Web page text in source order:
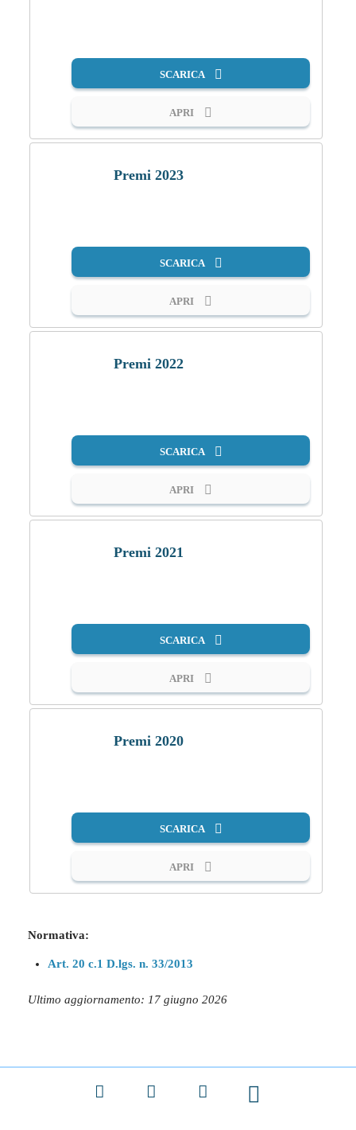
SCARICA
APRI
Premi 2023
SCARICA
APRI
Premi 2022
SCARICA
APRI
Premi 2021
SCARICA
APRI
Premi 2020
SCARICA
APRI
Normativa:
Art. 20 c.1 D.lgs. n. 33/2013
Ultimo aggiornamento: 17 giugno 2026
Facebook LinkedIn